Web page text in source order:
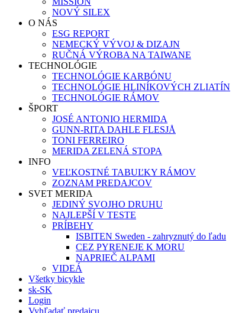
NOVÝ SILEX
O NÁS
ESG REPORT
NEMECKÝ VÝVOJ & DIZAJN
RUČNÁ VÝROBA NA TAIWANE
TECHNOLÓGIE
TECHNOLÓGIE KARBÓNU
TECHNOLÓGIE HLINÍKOVÝCH ZLIATÍN
TECHNOLÓGIE RÁMOV
ŠPORT
JOSÉ ANTONIO HERMIDA
GUNN-RITA DAHLE FLESJÅ
TONI FERREIRO
MERIDA ZELENÁ STOPA
INFO
VEĽKOSTNÉ TABUĽKY RÁMOV
ZOZNAM PREDAJCOV
SVET MERIDA
JEDINÝ SVOJHO DRUHU
NAJLEPŠÍ V TESTE
PRÍBEHY
ISBITEN Sweden - zahryznutý do ľadu
CEZ PYRENEJE K MORU
NAPRIEČ ALPAMI
VIDEÁ
Všetky bicykle
sk-SK
Login
Vyhľadať predajcu